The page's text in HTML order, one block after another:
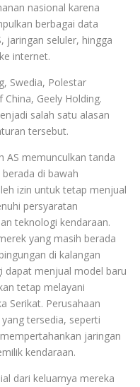
nasional karena
berbagai data
jaringan seluler, hingga
internet.
Swedia, Polestar
Geely Holding.
salah satu alasan
tersebut.
AS memunculkan tanda
di bawah
izin untuk tetap menjual
persyaratan
teknologi kendaraan.
yang masih berada
di kalangan
dapat menjual model baru
tetap melayani
Serikat. Perusahaan
tersedia, seperti
jaringan
kendaraan.
dari keluarnya mereka